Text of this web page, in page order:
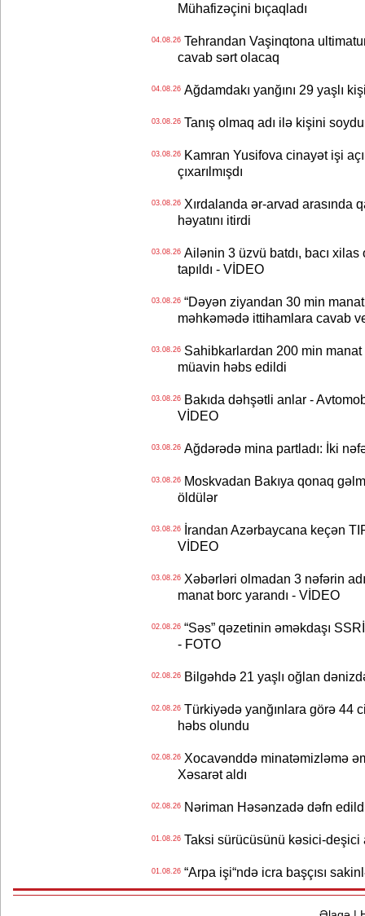
Mühafizəçini bıçaqladı
04.08.26Tehrandan Vaşinqtona
cavab sərt olacaq
04.08.26Ağdamdakı yanğını 29 yaşlı
03.08.26Tanış olmaq adı ilə kişini
03.08.26Kamran Yusifova cinayət işi
çıxarılmışdı
03.08.26Xırdalanda ər-arvad arasında
həyatını itirdi
03.08.26Ailənin 3 üzvü batdı, bacı xilas
tapıldı - VİDEO
03.08.26“Dəyən ziyandan 30 min
məhkəmədə ittihamlara cavab
03.08.26Sahibkarlardan 200 min manat
müavin həbs edildi
03.08.26Bakıda dəhşətli anlar -
VİDEO
03.08.26Ağdərədə mina partladı: İki
03.08.26Moskvadan Bakıya qonaq
öldülər
03.08.26İrandan Azərbaycana keçən
VİDEO
03.08.26Xəbərləri olmadan 3 nəfərin
manat borc yarandı - VİDEO
02.08.26“Səs” qəzetinin əməkdaşı
- FOTO
02.08.26Bilgəhdə 21 yaşlı oğlan
02.08.26Türkiyədə yanğınlara görə 44
həbs olundu
02.08.26Xocavənddə minatəmizləmə
Xəsarət aldı
02.08.26Nəriman Həsənzadə dəfn
01.08.26Taksi sürücüsünü kəsici-deşici
01.08.26“Arpa işi“ndə icra başçısı